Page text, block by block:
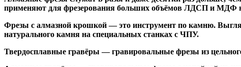
применяют для фрезерования больших объёмов ЛДСП и МДФ
Фрезы с алмазной крошкой— это инструмент по камню.
натурального камня на специальных станках с ЧПУ.
Твердосплавные гравёры — гравировальные фрезы из